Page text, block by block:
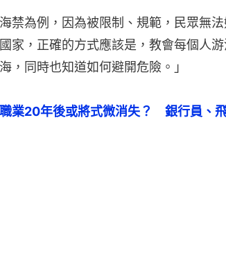
禁為例，因為被限制、規範，民眾無法
家，正確的方式應該是，教會每個人
，同時也知道如何避開危險。」
業20年後或將式微消失？　銀行員、